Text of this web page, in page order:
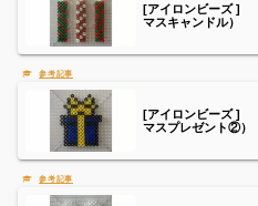
[アイロンビーズ ]
マスキャンドル）
[アイロンビーズ ]
マスプレゼント②）